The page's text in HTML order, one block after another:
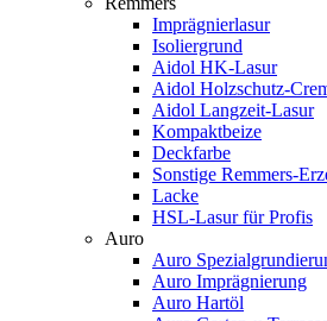
Imprägnierlasur
Isoliergrund
Aidol HK-Lasur
Aidol Holzschutz-
Aidol Langzeit-Lasur
Kompaktbeize
Deckfarbe
Sonstige Remmers-
Lacke
HSL-Lasur für Profis
Auro
Auro
Auro Imprägnierung
Auro Hartöl